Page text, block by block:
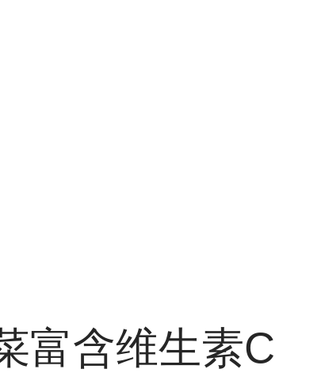
富含维生素C